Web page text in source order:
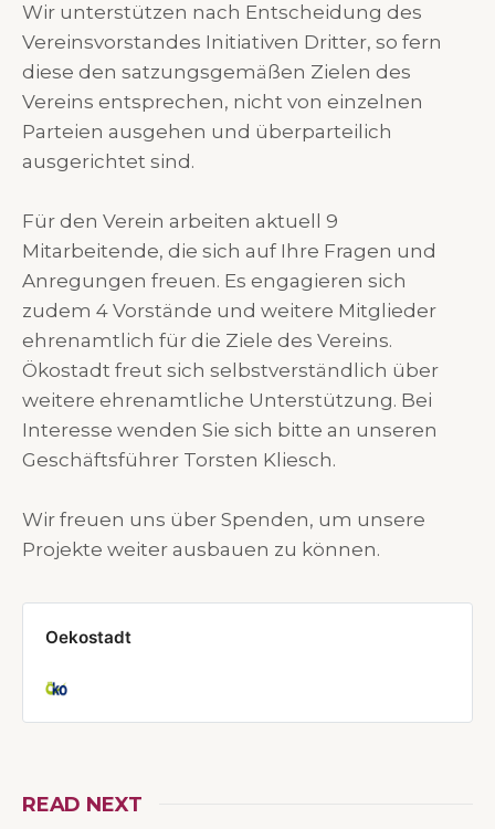
Wir unterstützen nach Entscheidung des
Vereinsvorstandes Initiativen Dritter, so fern
diese den satzungsgemäßen Zielen des
Vereins entsprechen, nicht von einzelnen
Parteien ausgehen und überparteilich
ausgerichtet sind.
Für den Verein arbeiten aktuell 9
Mitarbeitende, die sich auf Ihre Fragen und
Anregungen freuen. Es engagieren sich
zudem 4 Vorstände und weitere Mitglieder
ehrenamtlich für die Ziele des Vereins.
Ökostadt freut sich selbstverständlich über
weitere ehrenamtliche Unterstützung. Bei
Interesse wenden Sie sich bitte an unseren
Geschäftsführer Torsten Kliesch.
Wir freuen uns über Spenden, um unsere
Projekte weiter ausbauen zu können.
Oekostadt
READ NEXT